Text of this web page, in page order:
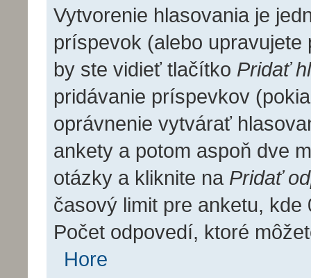
Vytvorenie hlasovania je
príspevok (alebo
by ste vidieť tlačítko Pridať
pridávanie príspevkov
oprávnenie vytvárať
ankety a potom aspoň dve
otázky a kliknite na Pridať
časový limit pre anketu,
Počet odpovedí, ktoré
Hore